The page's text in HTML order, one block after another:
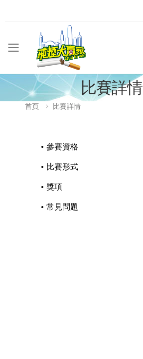
Menu
比賽詳情
首頁 比賽詳情
• 參賽資格
• 比賽形式
• 獎項
• 常見問題